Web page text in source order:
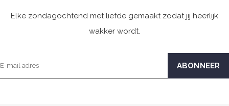
Elke zondagochtend met liefde gemaakt zodat jij heerlijk
wakker wordt.